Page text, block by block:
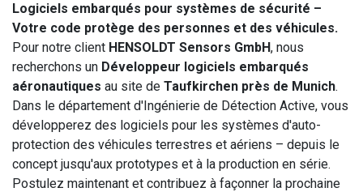
Logiciels embarqués pour systèmes de sécurité –
Votre code protège des personnes et des véhicules.
Pour notre client HENSOLDT Sensors GmbH, nous
recherchons un Développeur logiciels embarqués
aéronautiques au site de Taufkirchen près de Munich.
Dans le département d'Ingénierie de Détection Active, vous
développerez des logiciels pour les systèmes d'auto-
protection des véhicules terrestres et aériens – depuis le
concept jusqu'aux prototypes et à la production en série.
Postulez maintenant et contribuez à façonner la prochaine